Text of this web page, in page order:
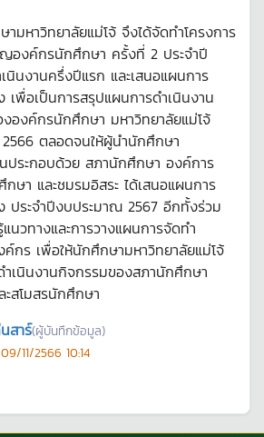
มหาวิทยาลัยแม่โจ้ จึงได้จัดทำโครงการ
องค์กรนักศึกษา ครั้งที่ 2 ประจำปี
นินงานครึ่งปีแรก และเสนอแผนการ
เพื่อเป็นการสรุปแผนการดำเนินงาน
องค์กรนักศึกษา มหาวิทยาลัยแม่โจ้
ตลอดจนให้ผู้นำนักศึกษา
ประกอบด้วย สภานักศึกษา องค์การ
ษา และชมรมอิสระ ได้เสนอแผนการ
ประจำปีงบประมาณ 2567 อีกทั้งร่วม
นวทางและการวางแผนการจัดทำ
กร เพื่อให้นักศึกษามหาวิทยาลัยแม่โจ้
เนินงานกิจกรรมของสภานักศึกษา
สโมสรนักศึกษา
สาร์(ผู้บันทึกข้อมูล)
09/11/2566 10:14